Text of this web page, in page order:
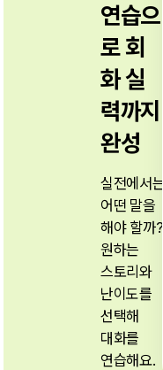
연습으
로회
화 실
력까지
완성
실전에서는
어떤 말을
해야 할까?
원하는
스토리와
난이도를
선택해
대화를
연습해요.